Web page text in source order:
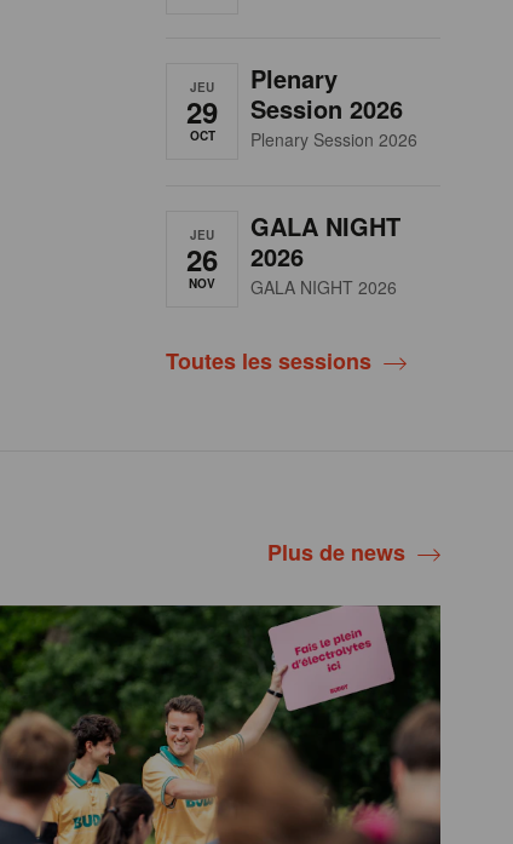
JEU
29
OCT
Plenary
Session 2026
Plenary Session 2026
JEU
26
NOV
GALA NIGHT
2026
GALA NIGHT 2026
Toutes les sessions
Plus de news